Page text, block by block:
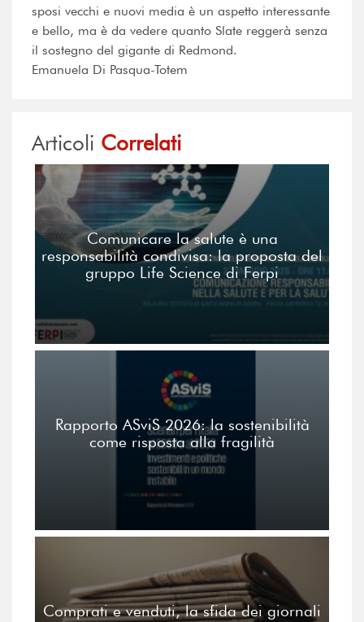
sposi vecchi e nuovi media è un aspetto interessante
e bello, ma è da vedere quanto Slate reggerà senza
il sostegno del gigante di Redmond.
Emanuela Di Pasqua-Totem
Articoli Correlati
Comunicare la salute è una
responsabilità condivisa: la proposta del
gruppo Life Science di Ferpi
Rapporto ASviS 2026: la sostenibilità
come risposta alla fragilità
Comprati e venduti, la sfida dei giornali